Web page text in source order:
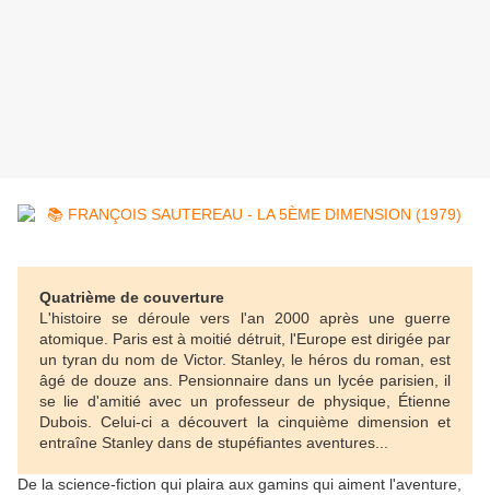
Quatrième de couverture
L'histoire se déroule vers l'an 2000 après une guerre
atomique. Paris est à moitié détruit, l'Europe est dirigée par
un tyran du nom de Victor. Stanley, le héros du roman, est
âgé de douze ans. Pensionnaire dans un lycée parisien, il
se lie d'amitié avec un professeur de physique, Étienne
Dubois. Celui-ci a découvert la cinquième dimension et
entraîne Stanley dans de stupéfiantes aventures...
De la science-fiction qui plaira aux gamins qui aiment l'aventure,